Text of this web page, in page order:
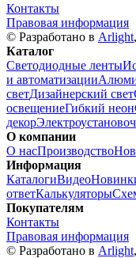
Контакты
Правовая информация
© Разработано в Arlight
Каталог
Светодиодные ленты
и автоматизации
светДизайнерский свет
освещениеГибкий неон
декор
О компании
О насПроизводство
Информация
КаталогиВидео
ответКалькуляторы
Покупателям
Контакты
Правовая информация
© Разработано в Arlight